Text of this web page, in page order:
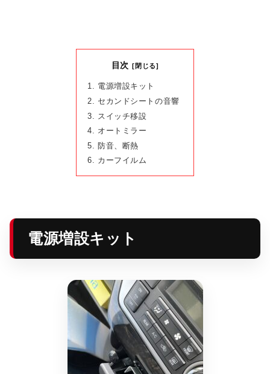
目次
電源増設キット
セカンドシートの音響
スイッチ移設
オートミラー
防音、断熱
カーフイルム
電源増設キット